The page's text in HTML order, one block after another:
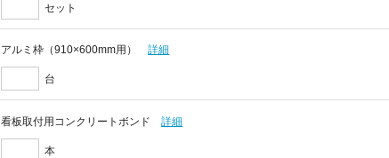
セット
アルミ枠（910×600mm用） 詳細
台
看板取付用コンクリートボンド 詳細
本